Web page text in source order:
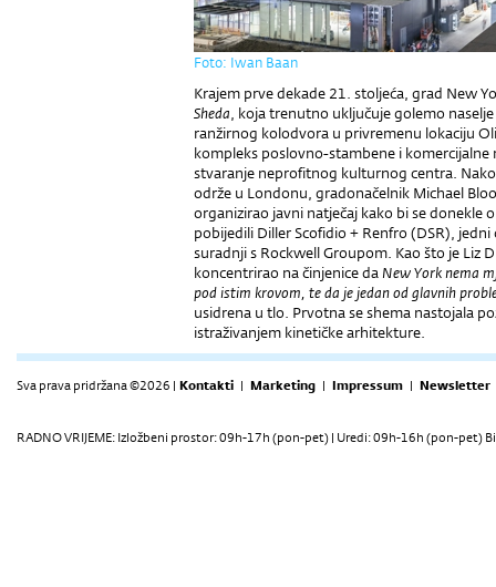
Foto: Iwan Baan
Krajem prve dekade 21. stoljeća, grad New
Sheda, koja trenutno uključuje golemo
ranžirnog kolodvora u privremenu lokaciju
kompleks poslovno-stambene i
stvaranje neprofitnog kulturnog centra.
održe u Londonu, gradonačelnik Michael
organizirao javni natječaj kako bi se donekle
pobijedili Diller Scofidio + Renfro (DSR),
suradnji s Rockwell Groupom. Kao što je Liz
koncentrirao na činjenice da New York nema
pod istim krovom, te da je jedan od glavnih
usidrena u tlo. Prvotna se shema nastojala
istraživanjem kinetičke arhitekture.
Sva prava pridržana ©2026 | Kontakti | Marketing | Impressum | Newsletter
RADNO VRIJEME: Izložbeni prostor: 09h-17h (pon-pet) | Uredi: 09h-16h (pon-pet)